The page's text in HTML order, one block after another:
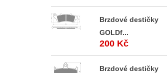
Brzdové destičky
GOLDf...
200 Kč
Brzdové destičky